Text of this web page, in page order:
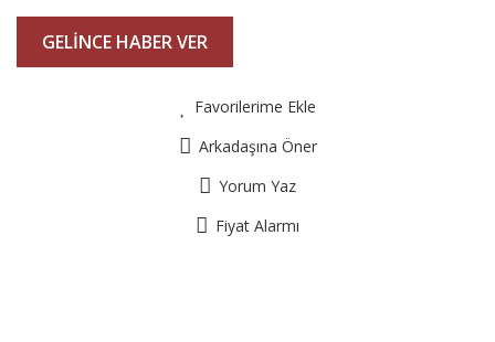
GELİNCE HABER VER
Favorilerime Ekle
Arkadaşına Öner
Yorum Yaz
Fiyat Alarmı